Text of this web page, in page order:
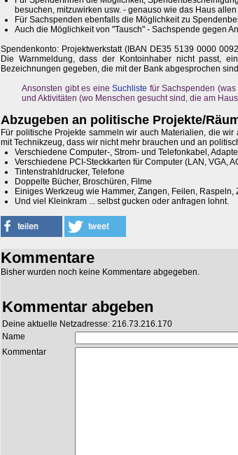
besuchen, mitzuwirken usw. - genauso wie das Haus
Für Sachspenden ebenfalls die Möglichkeit zu
Auch die Möglichkeit von "Tausch" - Sachspende gegen
Spendenkonto: Projektwerkstatt (IBAN DE35 5139 0000
Die Warnmeldung, dass der Kontoinhaber nicht passt,
Bezeichnungen gegeben, die mit der Bank abgesprochen
Ansonsten gibt es eineSuchliste für Sachspenden
und Aktivitäten (wo Menschen gesucht sind, die am
Abzugeben an politische Projekte/
Für politische Projekte sammeln wir auch Materialien, die
mit Technikzeug, dass wir nicht mehr brauchen und an
Verschiedene Computer-, Strom- und Telefonkabel,
Verschiedene PCI-Steckkarten für Computer (LAN, VGA,
Tintenstrahldrucker, Telefone
Doppelte Bücher, Broschüren, Filme
Einiges Werkzeug wie Hammer, Zangen, Feilen, Raspeln,
Und viel Kleinkram ... selbst gucken oder anfragen lohnt.
Kommentare
Bisher wurden noch keine Kommentare abgegeben.
Kommentar abgeben
Deine aktuelle Netzadresse: 216.73.216.170
Name
Kommentar